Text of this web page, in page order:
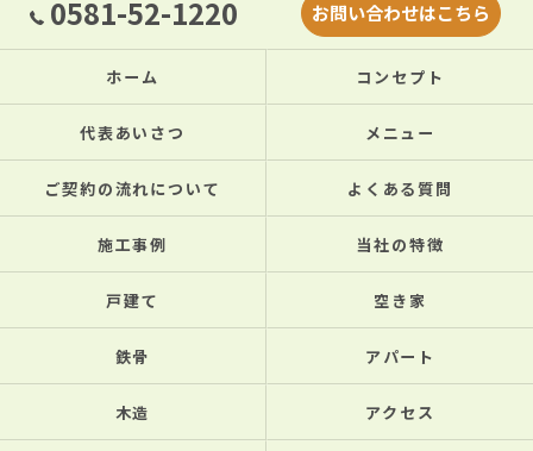
0581-52-1220 お問い合わせはこちら
ホーム コンセプト
代表あいさつ メニュー
ご契約の流れについて よくある質問
施工事例 当社の特徴
戸建て 空き家
鉄骨 アパート
木造 アクセス